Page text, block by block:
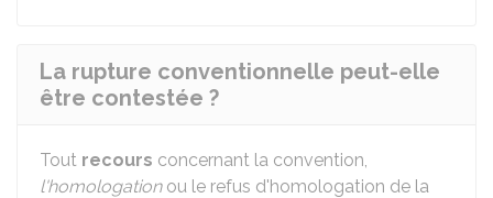
La rupture conventionnelle peut-elle
être contestée ?
Tout recours concernant la convention,
l'homologationou le refus d'homologation de la